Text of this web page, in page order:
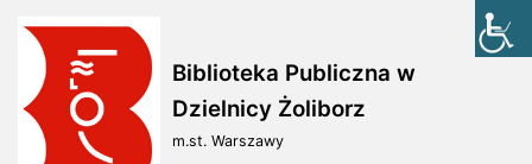
Skocz
do
treści
Biblioteka Publiczna w
Dzielnicy Żoliborz
m.st. Warszawy